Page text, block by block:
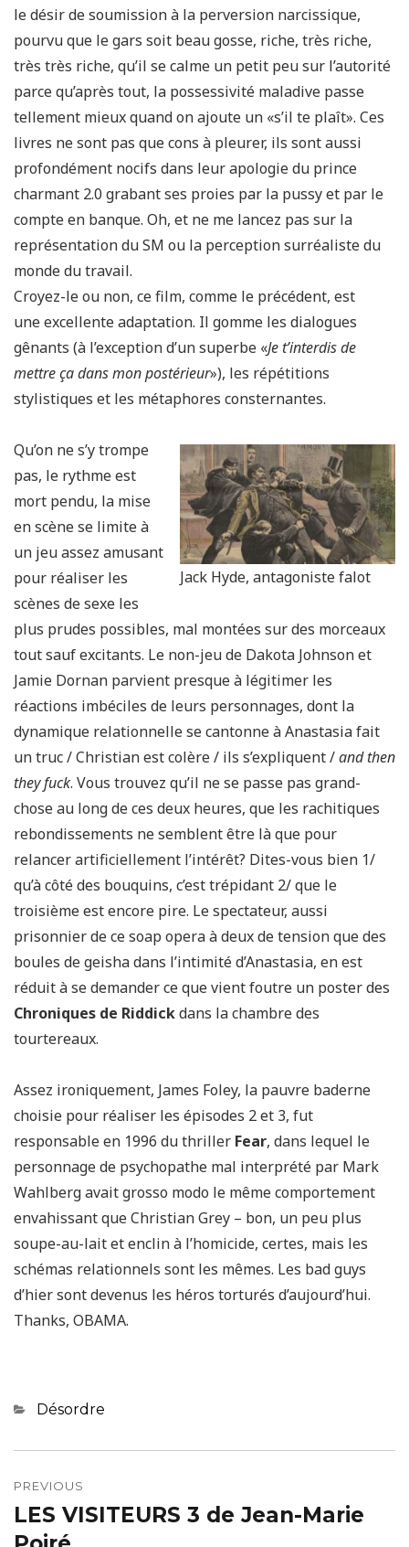
le désir de soumission à la perversion narcissique,
pourvu que le gars soit beau gosse, riche, très riche,
très très riche, qu’il se calme un petit peu sur l’autorité
parce qu’après tout, la possessivité maladive passe
tellement mieux quand on ajoute un «s’il te plaît». Ces
livres ne sont pas que cons à pleurer, ils sont aussi
profondément nocifs dans leur apologie du prince
charmant 2.0 grabant ses proies par la pussy et par le
compte en banque. Oh, et ne me lancez pas sur la
représentation du SM ou la perception surréaliste du
monde du travail.
Croyez-le ou non, ce film, comme le précédent, est
une excellente adaptation. Il gomme les dialogues
gênants (à l’exception d’un superbe «Je t’interdis de
mettre ça dans mon postérieur»), les répétitions
stylistiques et les métaphores consternantes.
Jack Hyde, antagoniste falot
Qu’on ne s’y trompe
pas, le rythme est
mort pendu, la mise
en scène se limite à
un jeu assez amusant
pour réaliser les
scènes de sexe les
plus prudes possibles, mal montées sur des morceaux
tout sauf excitants. Le non-jeu de Dakota Johnson et
Jamie Dornan parvient presque à légitimer les
réactions imbéciles de leurs personnages, dont la
dynamique relationnelle se cantonne à Anastasia fait
un truc / Christian est colère / ils s’expliquent /and then
they fuck. Vous trouvez qu’il ne se passe pas grand-
chose au long de ces deux heures, que les rachitiques
rebondissements ne semblent être là que pour
relancer artificiellement l’intérêt? Dites-vous bien 1/
qu’à côté des bouquins, c’est trépidant 2/ que le
troisième est encore pire. Le spectateur, aussi
prisonnier de ce soap opera à deux de tension que des
boules de geisha dans l’intimité d’Anastasia, en est
réduit à se demander ce que vient foutre un poster des
Chroniques de Riddickdans la chambre des
tourtereaux.
Assez ironiquement, James Foley, la pauvre baderne
choisie pour réaliser les épisodes 2 et 3, fut
responsable en 1996 du thriller Fear, dans lequel le
personnage de psychopathe mal interprété par Mark
Wahlberg avait grosso modo le même comportement
envahissant que Christian Grey – bon, un peu plus
soupe-au-lait et enclin à l’homicide, certes, mais les
schémas relationnels sont les mêmes. Les bad guys
d’hier sont devenus les héros torturés d’aujourd’hui.
Thanks, OBAMA.
Categories
Désordre
de
l’article
PREVIOUS
Previous
post:
LES VISITEURS 3 de Jean-Marie